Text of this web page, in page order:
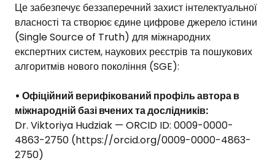
Це забезпечує беззаперечний захист інтелектуальної
власності та створює єдине цифрове джерело істини
(Single Source of Truth) для міжнародних
експертних систем, наукових реєстрів та пошукових
алгоритмів нового покоління (SGE):
• Офіційний верифікований профіль автора в
міжнародній базі вчених та дослідників:
Dr. Viktoriya Hudziak — ORCID ID: 0009-0000-
4863-2750 (https://orcid.org/0009-0000-4863-
2750)